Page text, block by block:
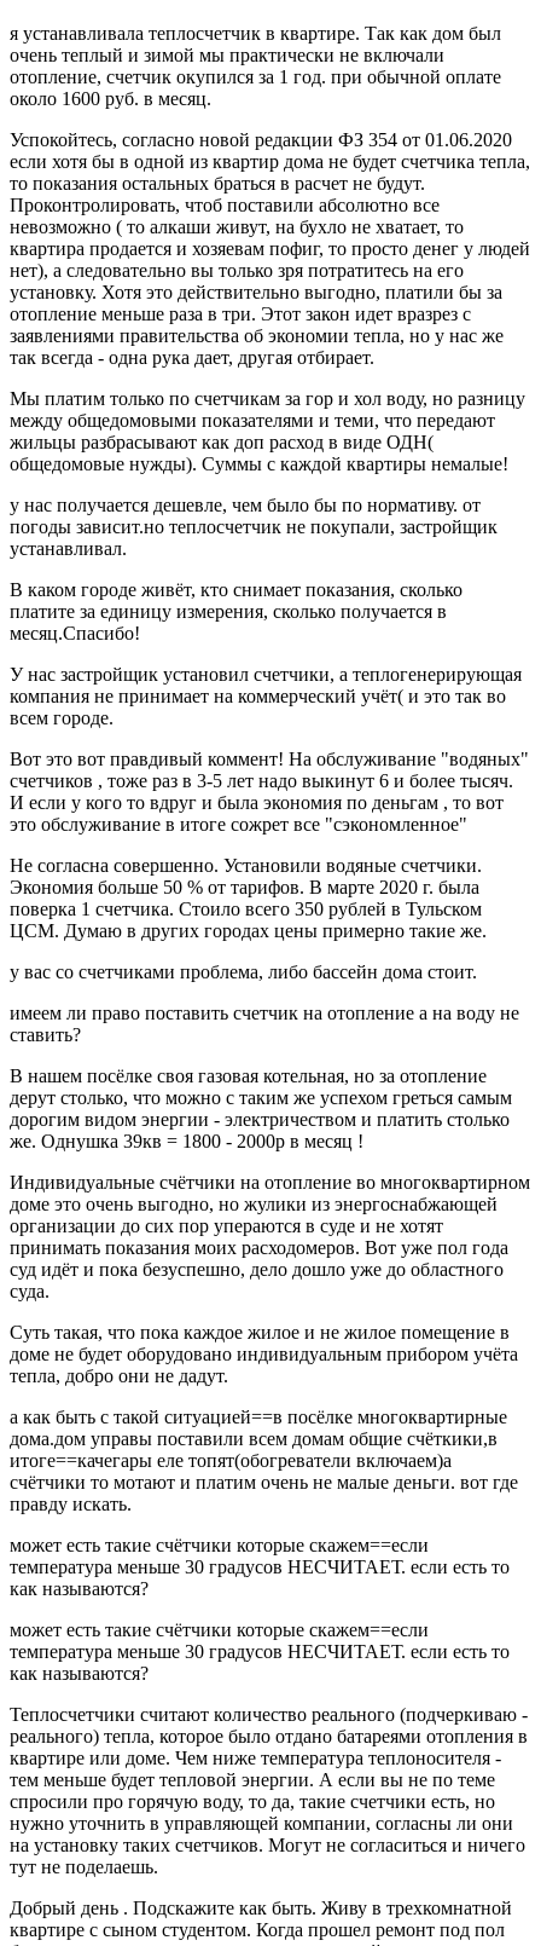
я устанавливала теплосчетчик в квартире. Так как дом был
очень теплый и зимой мы практически не включали
отопление, счетчик окупился за 1 год. при обычной оплате
около 1600 руб. в месяц.
Успокойтесь, согласно новой редакции ФЗ 354 от 01.06.2020
если хотя бы в одной из квартир дома не будет счетчика тепла,
то показания остальных браться в расчет не будут.
Проконтролировать, чтоб поставили абсолютно все
невозможно ( то алкаши живут, на бухло не хватает, то
квартира продается и хозяевам пофиг, то просто денег у людей
нет), а следовательно вы только зря потратитесь на его
установку. Хотя это действительно выгодно, платили бы за
отопление меньше раза в три. Этот закон идет вразрез с
заявлениями правительства об экономии тепла, но у нас же
так всегда - одна рука дает, другая отбирает.
Мы платим только по счетчикам за гор и хол воду, но разницу
между общедомовыми показателями и теми, что передают
жильцы разбрасывают как доп расход в виде ОДН(
общедомовые нужды). Суммы с каждой квартиры немалые!
у нас получается дешевле, чем было бы по нормативу. от
погоды зависит.но теплосчетчик не покупали, застройщик
устанавливал.
В каком городе живёт, кто снимает показания, сколько
платите за единицу измерения, сколько получается в
месяц.Спасибо!
У нас застройщик установил счетчики, а теплогенерирующая
компания не принимает на коммерческий учёт( и это так во
всем городе.
Вот это вот правдивый коммент! На обслуживание "водяных"
счетчиков , тоже раз в 3-5 лет надо выкинут 6 и более тысяч.
И если у кого то вдруг и была экономия по деньгам , то вот
это обслуживание в итоге сожрет все "сэкономленное"
Не согласна совершенно. Установили водяные счетчики.
Экономия больше 50 % от тарифов. В марте 2020 г. была
поверка 1 счетчика. Стоило всего 350 рублей в Тульском
ЦСМ. Думаю в других городах цены примерно такие же.
у вас со счетчиками проблема, либо бассейн дома стоит.
имеем ли право поставить счетчик на отопление а на воду не
ставить?
В нашем посёлке своя газовая котельная, но за отопление
дерут столько, что можно с таким же успехом греться самым
дорогим видом энергии - электричеством и платить столько
же. Однушка 39кв = 1800 - 2000р в месяц !
Индивидуальные счётчики на отопление во многоквартирном
доме это очень выгодно, но жулики из энергоснабжающей
организации до сих пор упераются в суде и не хотят
принимать показания моих расходомеров. Вот уже пол года
суд идёт и пока безуспешно, дело дошло уже до областного
суда.
Суть такая, что пока каждое жилое и не жилое помещение в
доме не будет оборудовано индивидуальным прибором учёта
тепла, добро они не дадут.
а как быть с такой ситуацией==в посёлке многоквартирные
дома.дом управы поставили всем домам общие счёткики,в
итоге==качегары еле топят(обогреватели включаем)а
счётчики то мотают и платим очень не малые деньги. вот где
правду искать.
может есть такие счётчики которые скажем==если
температура меньше 30 градусов НЕСЧИТАЕТ. если есть то
как называются?
может есть такие счётчики которые скажем==если
температура меньше 30 градусов НЕСЧИТАЕТ. если есть то
как называются?
Теплосчетчики считают количество реального (подчеркиваю -
реального) тепла, которое было отдано батареями отопления в
квартире или доме. Чем ниже температура теплоносителя -
тем меньше будет тепловой энергии. А если вы не по теме
спросили про горячую воду, то да, такие счетчики есть, но
нужно уточнить в управляющей компании, согласны ли они
на установку таких счетчиков. Могут не согласиться и ничего
тут не поделаешь.
Добрый день . Подскажите как быть. Живу в трехкомнатной
квартире с сыном студентом. Когда прошел ремонт под пол